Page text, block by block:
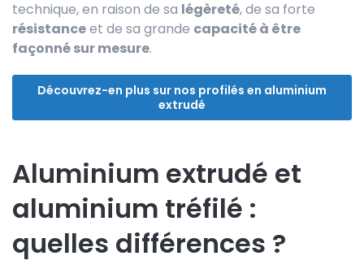
technique, en raison de sa légèreté, de sa forte
résistanceet de sa grande capacité à être
façonné sur mesure.
Découvrez-en plus sur nos profilés en aluminium
extrudé
Aluminium extrudé et
aluminium tréfilé :
quelles différences ?